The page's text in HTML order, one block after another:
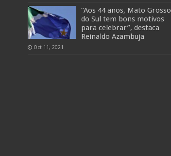
“Aos 44 anos, Mato Grosso
do Sul tem bons motivos
para celebrar”, destaca
Reinaldo Azambuja
Oct 11, 2021